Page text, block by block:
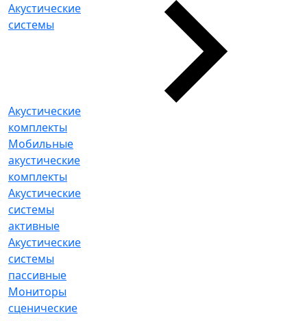
Акустические
системы
Акустические
комплекты
Мобильные
акустические
комплекты
Акустические
системы
активные
Акустические
системы
пассивные
Мониторы
сценические